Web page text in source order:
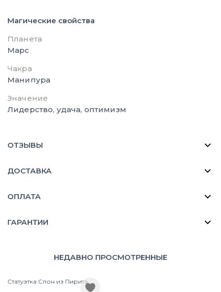
Магические свойства
Планета
Марс
Чакра
Манипура
Значение
Лидерство, удача, оптимизм
ОТЗЫВЫ
ДОСТАВКА
ОПЛАТА
ГАРАНТИИ
НЕДАВНО ПРОСМОТРЕННЫЕ
Статуэтка Слон из Пирита